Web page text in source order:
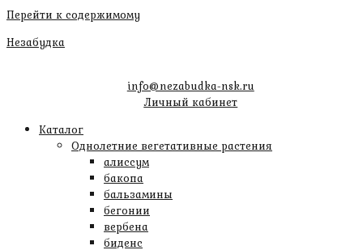
Перейти к содержимому
Незабудка
info@nezabudka-nsk.ru
Личный кабинет
Каталог
Однолетние вегетативные растения
алиссум
бакопа
бальзамины
бегонии
вербена
биденс